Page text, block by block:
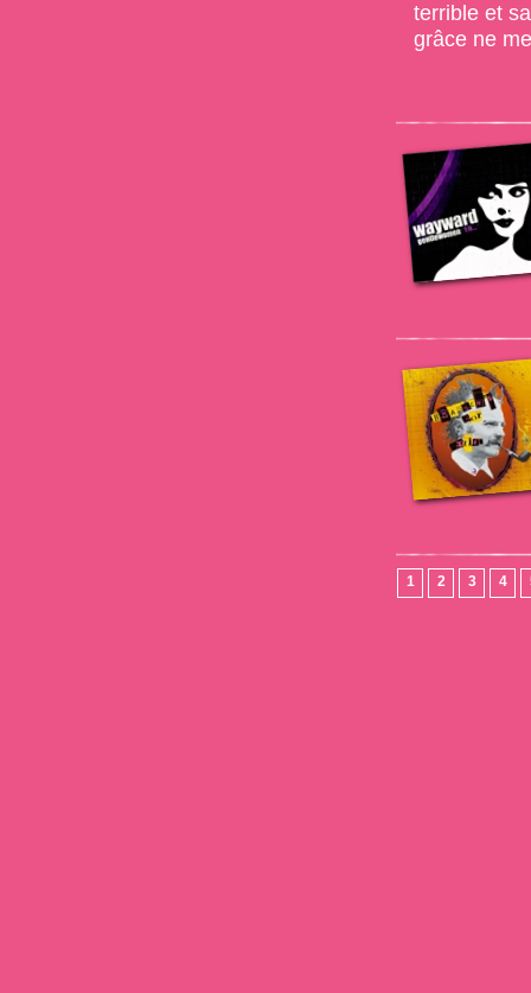
terrible et
grâce ne
1 2 3 4